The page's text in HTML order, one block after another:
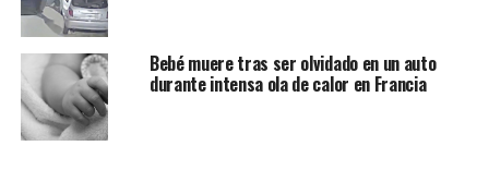
TRAGEDIA | Naufragio en el
Canal de la Mancha deja 27
Bebé muere tras ser olvidado en un auto
durante intensa ola de calor en Francia